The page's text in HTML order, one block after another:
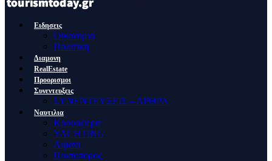
Ειδησεις
Οικονομια
Πολιτικη
Διαμονη
RealEstate
Προορισμοι
Συνεντευξεις
ΣΥΝΕΝΤΕΥΞΕΙΣ – ΑΡΘΡΑ
Ναυτιλια
Κρουαζιερα
YACHTING
Λιμανι
Ποντοπορος